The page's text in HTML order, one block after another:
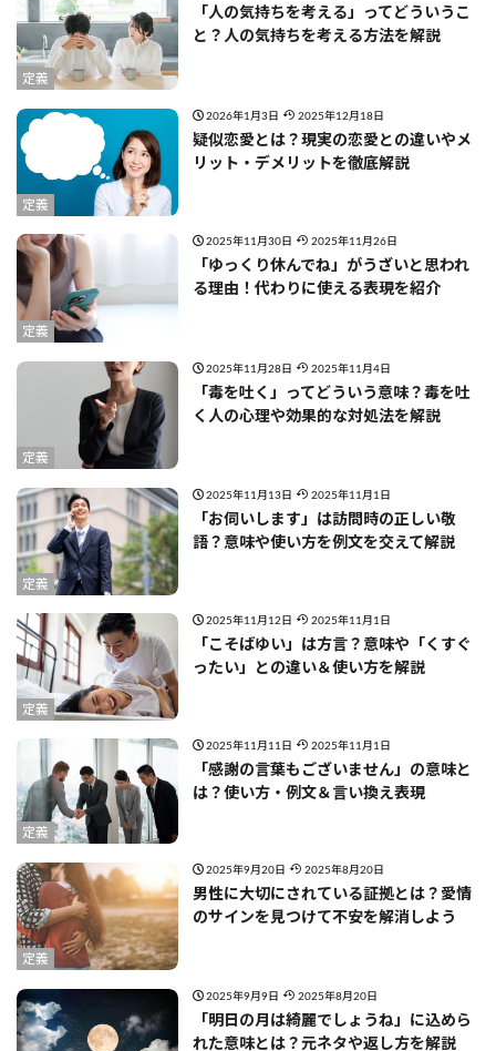
定義
「人の気持ちを考える」ってどういうこ
と？人の気持ちを考える方法を解説
定義
2026年1月3日 2025年12月18日
疑似恋愛とは？現実の恋愛との違いやメ
リット・デメリットを徹底解説
定義
2025年11月30日 2025年11月26日
「ゆっくり休んでね」がうざいと思われ
る理由！代わりに使える表現を紹介
定義
2025年11月28日 2025年11月4日
「毒を吐く」ってどういう意味？毒を吐
く人の心理や効果的な対処法を解説
定義
2025年11月13日 2025年11月1日
「お伺いします」は訪問時の正しい敬
語？意味や使い方を例文を交えて解説
定義
2025年11月12日 2025年11月1日
「こそばゆい」は方言？意味や「くすぐ
ったい」との違い＆使い方を解説
定義
2025年11月11日 2025年11月1日
「感謝の言葉もございません」の意味と
は？使い方・例文＆言い換え表現
定義
2025年9月20日 2025年8月20日
男性に大切にされている証拠とは？愛情
のサインを見つけて不安を解消しよう
2025年9月9日 2025年8月20日
「明日の月は綺麗でしょうね」に込めら
れた意味とは？元ネタや返し方を解説